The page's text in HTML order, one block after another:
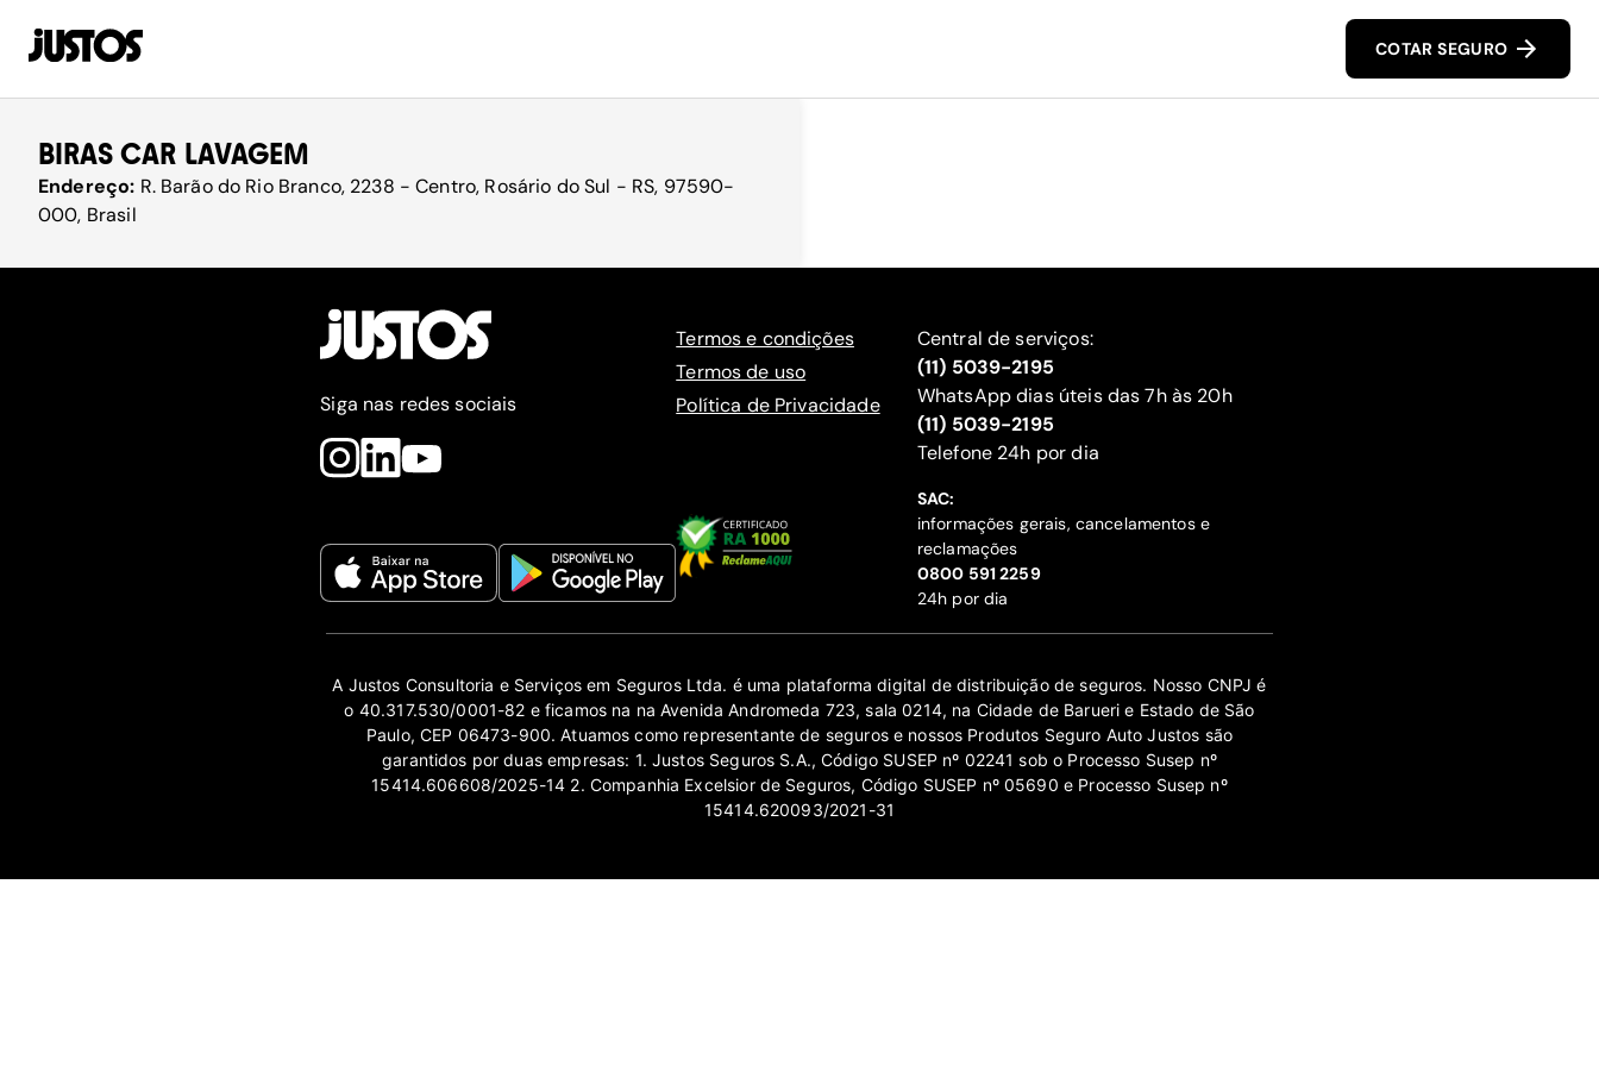
COTAR SEGURO
BIRAS CAR LAVAGEM
Endereço: R. Barão do Rio Branco, 2238 - Centro, Rosário do Sul - RS, 97590-
000, Brasil
Siga nas redes sociais
Termos e condições
Termos de uso
Política de Privacidade
Central de serviços:
(11) 5039-2195
WhatsApp dias úteis das 7h às 20h
(11) 5039-2195
‍Telefone 24h por dia
SAC:
informações gerais, cancelamentos e
reclamações
‍0800 591 2259
24h por dia
A Justos Consultoria e Serviços em Seguros Ltda. é uma plataforma digital de distribuição de seguros. Nosso CNPJ é
o 40.317.530/0001-82 e ficamos na na Avenida Andromeda 723, sala 0214, na Cidade de Barueri e Estado de São
Paulo, CEP 06473-900. Atuamos como representante de seguros e nossos Produtos Seguro Auto Justos são
garantidos por duas empresas: 1. Justos Seguros S.A., Código SUSEP nº 02241 sob o Processo Susep nº
15414.606608/2025-14 2. Companhia Excelsior de Seguros, Código SUSEP nº 05690 e Processo Susep nº
15414.620093/2021-31